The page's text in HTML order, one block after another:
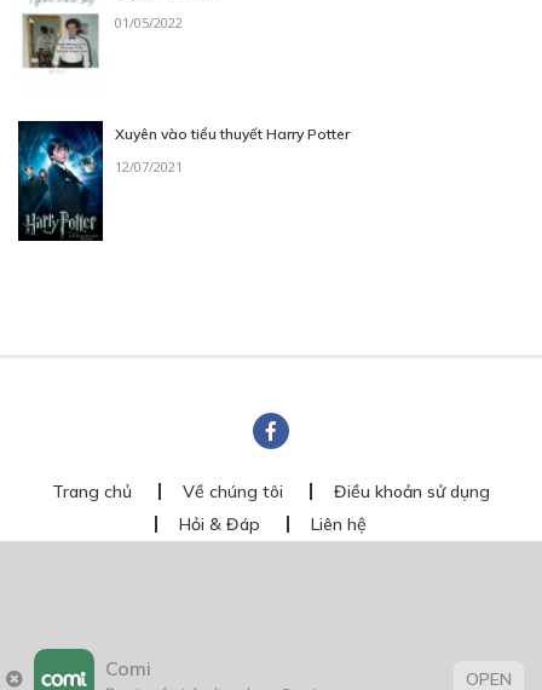
01/05/2022
Xuyên vào tiểu thuyết Harry Potter
12/07/2021
Trang chủ Về chúng tôi
Điều khoản sử dụng
Hỏi & Đáp
Liên hệ
2700/XN-CXBIPH do Cục Xuất bản, In và Phát hành cấp ngày 01/06/2022
Giấy Đăng kí kinh doanh số 0313105297 do Sở Kế hoạch và Đầu tư thành
Comi OPEN